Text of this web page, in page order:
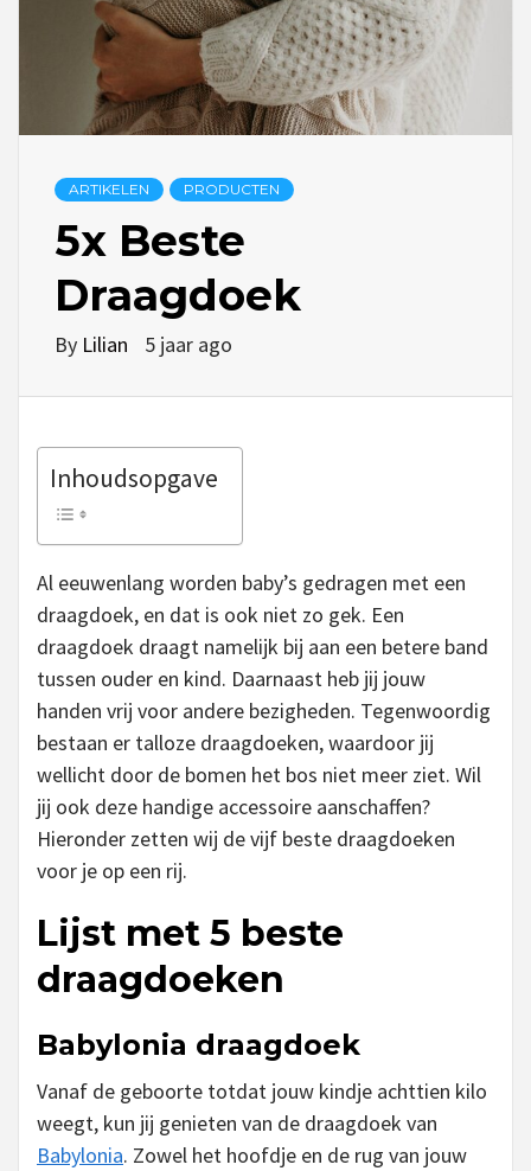
ARTIKELEN PRODUCTEN
5x Beste
Draagdoek
By Lilian 5 jaar ago
Inhoudsopgave
Al eeuwenlang worden baby’s gedragen met een
draagdoek, en dat is ook niet zo gek. Een
draagdoek draagt namelijk bij aan een betere band
tussen ouder en kind. Daarnaast heb jij jouw
handen vrij voor andere bezigheden. Tegenwoordig
bestaan er talloze draagdoeken, waardoor jij
wellicht door de bomen het bos niet meer ziet. Wil
jij ook deze handige accessoire aanschaffen?
Hieronder zetten wij de vijf beste draagdoeken
voor je op een rij.
Lijst met 5 beste
draagdoeken
Babylonia draagdoek
Vanaf de geboorte totdat jouw kindje achttien kilo
weegt, kun jij genieten van de draagdoek van
Babylonia. Zowel het hoofdje en de rug van jouw